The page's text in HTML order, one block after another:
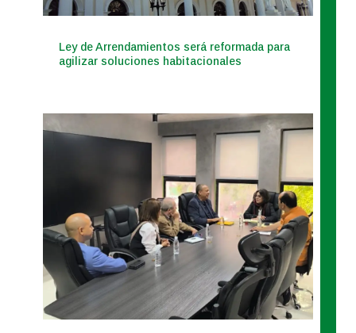
Ley de Arrendamientos será reformada para
agilizar soluciones habitacionales